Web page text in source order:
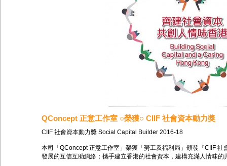
QConcept 正意工作室 ○榮獲○ CIIF 社會資本動力獎
CIIF 社會資本動力獎 Social Capital Builder 2016-18
本司「QConcept 正意工作室」榮獲「勞工及福利局」頒發『CIIF
發展的互信互助網絡；攜手建立香港的社會資本，建構充滿人情味的